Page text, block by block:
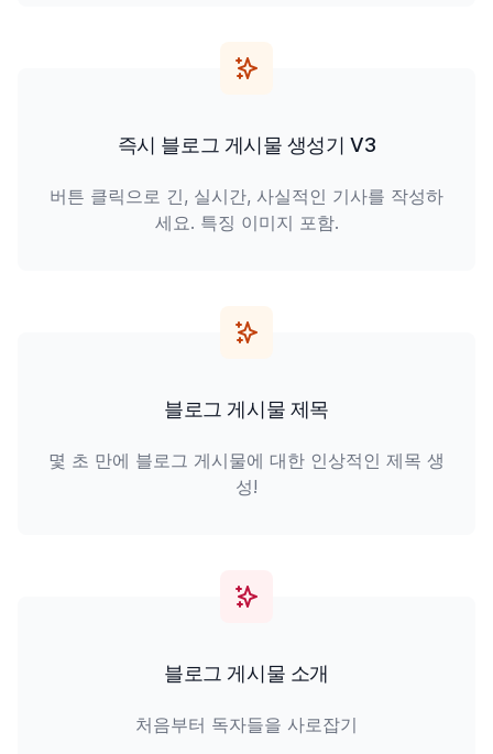
즉시 블로그 게시물 생성기 V3
버튼 클릭으로 긴, 실시간, 사실적인 기사를 작성하
세요. 특징 이미지 포함.
블로그 게시물 제목
몇 초 만에 블로그 게시물에 대한 인상적인 제목 생
성!
블로그 게시물 소개
처음부터 독자들을 사로잡기